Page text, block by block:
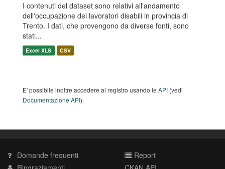
I contenuti del dataset sono relativi all'andamento
dell'occupazione dei lavoratori disabili in provincia di
Trento. I dati, che provengono da diverse fonti, sono
stati...
Excel XLS CSV
E' possibile inoltre accedere al registro usando le API (vedi
Documentazione API).
Domande frequenti
Report